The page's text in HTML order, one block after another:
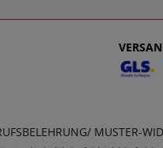
MUSTER-